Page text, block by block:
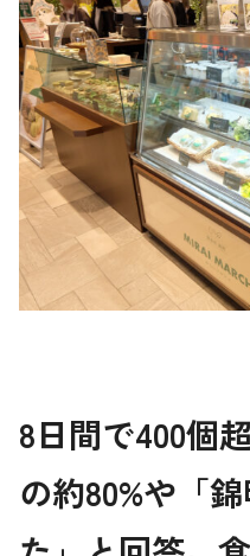
8日間で400個
の約80%や「